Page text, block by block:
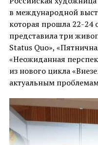
Києва
своєму
Telegram,
численні
“Кілька
його
Ріхтер у
поколінь”.
в международной
которая прошла 22-24
представила три
Status Quo»,
«Неожиданная
из нового цикла
актуальным